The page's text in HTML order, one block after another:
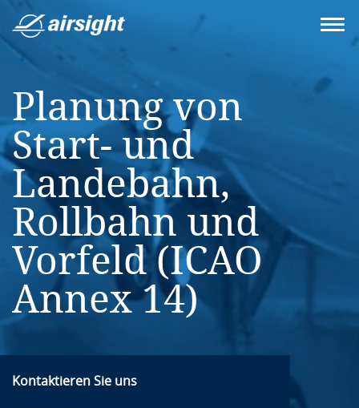
Planung von
Start- und
Landebahn,
Rollbahn und
Vorfeld (ICAO
Annex 14)
Kontaktieren Sie uns